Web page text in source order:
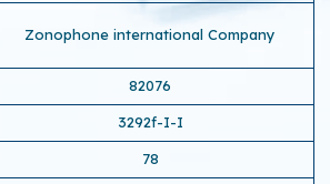
Zonophone international Company
82076
3292f-I-I
78